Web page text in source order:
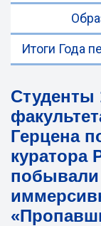
Итоги Года
Студенты
Герцена
куратора
побывали